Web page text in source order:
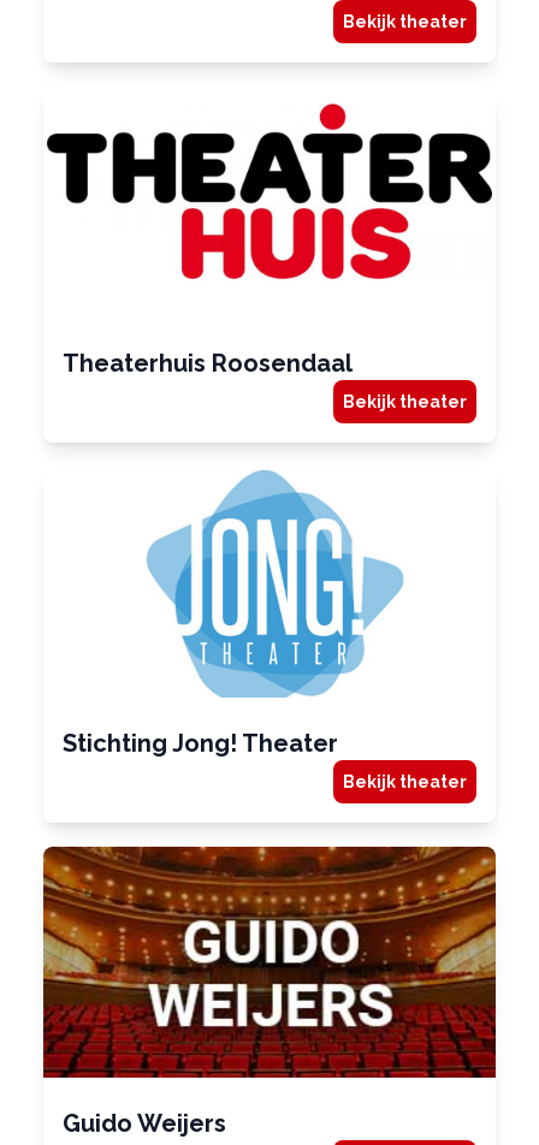
Bekijk theater
Theaterhuis Roosendaal
Bekijk theater
Stichting Jong! Theater
Bekijk theater
Guido Weijers